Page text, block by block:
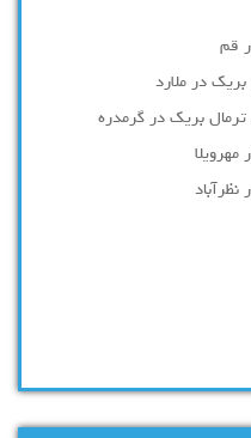
قم
بریک در ملارد
ترمال بریک در گرمدره
مهرویلا
نظرآباد